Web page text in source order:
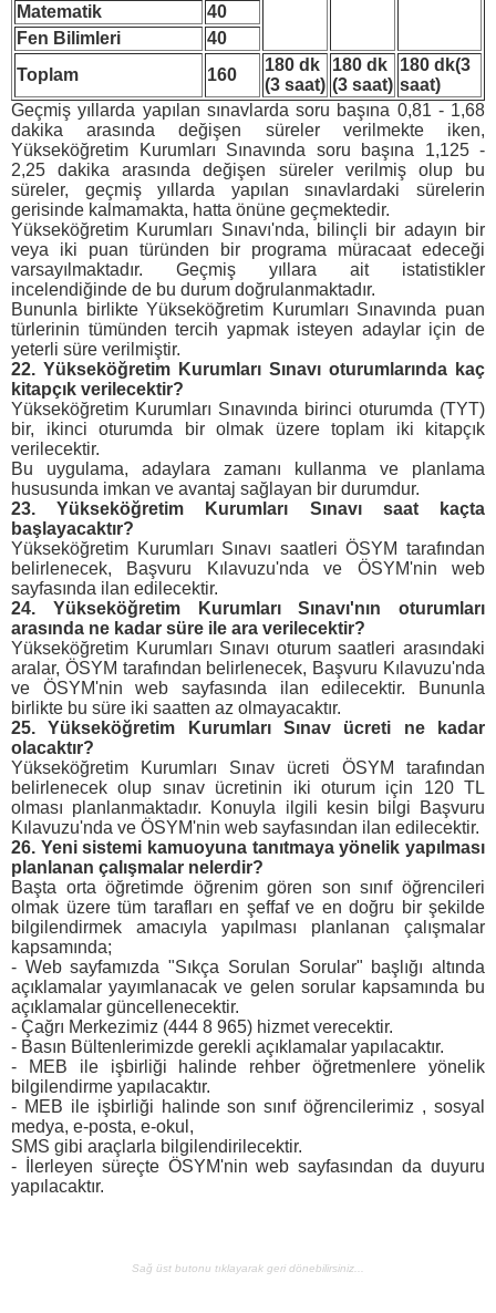
Matematik
40
Fen Bilimleri
40
Toplam
160
180 dk
(3 saat)
180 dk
(3 saat)
180 dk(3
saat)
Geçmiş yıllarda yapılan sınavlarda soru başına 0,81 - 1,68
dakika arasında değişen süreler verilmekte iken,
Yükseköğretim Kurumları Sınavında soru başına 1,125 -
2,25 dakika arasında değişen süreler verilmiş olup bu
süreler, geçmiş yıllarda yapılan sınavlardaki sürelerin
gerisinde kalmamakta, hatta önüne geçmektedir.
Yükseköğretim Kurumları Sınavı'nda, bilinçli bir adayın bir
veya iki puan türünden bir programa müracaat edeceği
varsayılmaktadır. Geçmiş yıllara ait istatistikler
incelendiğinde de bu durum doğrulanmaktadır.
Bununla birlikte Yükseköğretim Kurumları Sınavında puan
türlerinin tümünden tercih yapmak isteyen adaylar için de
yeterli süre verilmiştir.
22. Yükseköğretim Kurumları Sınavı oturumlarında kaç
kitapçık verilecektir?
Yükseköğretim Kurumları Sınavında birinci oturumda (TYT)
bir, ikinci oturumda bir olmak üzere toplam iki kitapçık
verilecektir.
Bu uygulama, adaylara zamanı kullanma ve planlama
hususunda imkan ve avantaj sağlayan bir durumdur.
23. Yükseköğretim Kurumları Sınavı saat kaçta
başlayacaktır?
Yükseköğretim Kurumları Sınavı saatleri ÖSYM tarafından
belirlenecek, Başvuru Kılavuzu'nda ve ÖSYM'nin web
sayfasında ilan edilecektir.
24. Yükseköğretim Kurumları Sınavı'nın oturumları
arasında ne kadar süre ile ara verilecektir?
Yükseköğretim Kurumları Sınavı oturum saatleri arasındaki
aralar, ÖSYM tarafından belirlenecek, Başvuru Kılavuzu'nda
ve ÖSYM'nin web sayfasında ilan edilecektir. Bununla
birlikte bu süre iki saatten az olmayacaktır.
25. Yükseköğretim Kurumları Sınav ücreti ne kadar
olacaktır?
Yükseköğretim Kurumları Sınav ücreti ÖSYM tarafından
belirlenecek olup sınav ücretinin iki oturum için 120 TL
olması planlanmaktadır. Konuyla ilgili kesin bilgi Başvuru
Kılavuzu'nda ve ÖSYM'nin web sayfasından ilan edilecektir.
26. Yeni sistemi kamuoyuna tanıtmaya yönelik yapılması
planlanan çalışmalar nelerdir?
Başta orta öğretimde öğrenim gören son sınıf öğrencileri
olmak üzere tüm tarafları en şeffaf ve en doğru bir şekilde
bilgilendirmek amacıyla yapılması planlanan çalışmalar
kapsamında;
- Web sayfamızda "Sıkça Sorulan Sorular" başlığı altında
açıklamalar yayımlanacak ve gelen sorular kapsamında bu
açıklamalar güncellenecektir.
- Çağrı Merkezimiz (444 8 965) hizmet verecektir.
- Basın Bültenlerimizde gerekli açıklamalar yapılacaktır.
- MEB ile işbirliği halinde rehber öğretmenlere yönelik
bilgilendirme yapılacaktır.
- MEB ile işbirliği halinde son sınıf öğrencilerimiz , sosyal
medya, e-posta, e-okul,
SMS gibi araçlarla bilgilendirilecektir.
- İlerleyen süreçte ÖSYM'nin web sayfasından da duyuru
yapılacaktır.
Sağ üst butonu tıklayarak geri dönebilirsiniz...